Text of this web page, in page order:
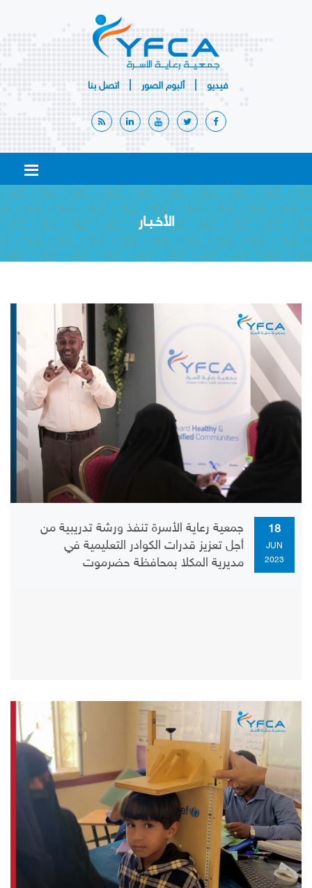
فيديو ألبومالصور اتصل بنا
الأخـبـار
18
JUN
2023
جمعية رعاية الأسرة تنفذ ورشة تدريبية من
أجل تعزيز قدرات الكوادر التعليمية في
مديرية المكلا بمحافظة حضرموت